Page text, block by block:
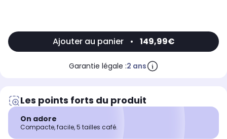
Ajouter au panier • 149,99€
Garantie légale :2 ans
Les points forts du produit
On adore
Compacte, facile, 5 tailles café.